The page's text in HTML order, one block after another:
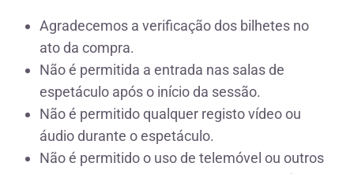
Agradecemos a verificação dos bilhetes no
ato da compra.
Não é permitida a entrada nas salas de
espetáculo após o início da sessão.
Não é permitido qualquer registo vídeo ou
áudio durante o espetáculo.
Não é permitido o uso de telemóvel ou outros